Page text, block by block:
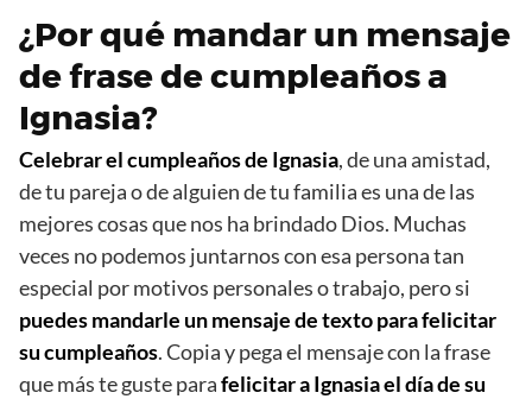
¿Por qué mandar un mensaje
de frase de cumpleaños a
Ignasia?
Celebrar el cumpleaños de Ignasia, de una amistad,
de tu pareja o de alguien de tu familia es una de las
mejores cosas que nos ha brindado Dios. Muchas
veces no podemos juntarnos con esa persona tan
especial por motivos personales o trabajo, pero si
puedes mandarle un mensaje de texto para felicitar
su cumpleaños. Copia y pega el mensaje con la frase
que más te guste parafelicitar a Ignasia el día de su